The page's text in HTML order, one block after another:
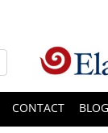
CONTACT BLOG